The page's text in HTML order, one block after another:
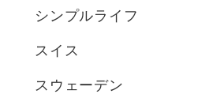
シンプルライフ
スイス
スウェーデン